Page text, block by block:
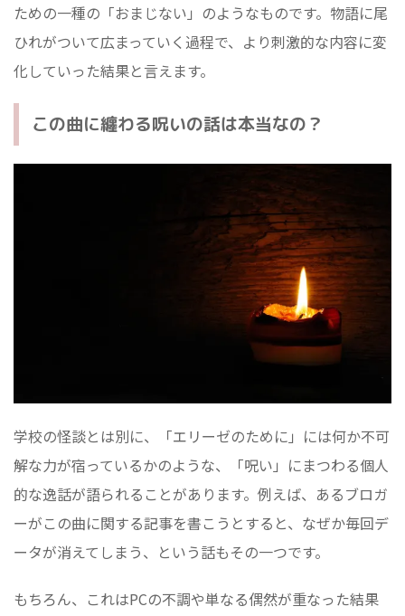
ための一種の「おまじない」のようなものです。物語に尾
ひれがついて広まっていく過程で、より刺激的な内容に変
化していった結果と言えます。
この曲に纏わる呪いの話は本当なの？
学校の怪談とは別に、「エリーゼのために」には何か不可
解な力が宿っているかのような、「呪い」にまつわる個人
的な逸話が語られることがあります。例えば、あるブロガ
ーがこの曲に関する記事を書こうとすると、なぜか毎回デ
ータが消えてしまう、という話もその一つです。
もちろん、これはPCの不調や単なる偶然が重なった結果